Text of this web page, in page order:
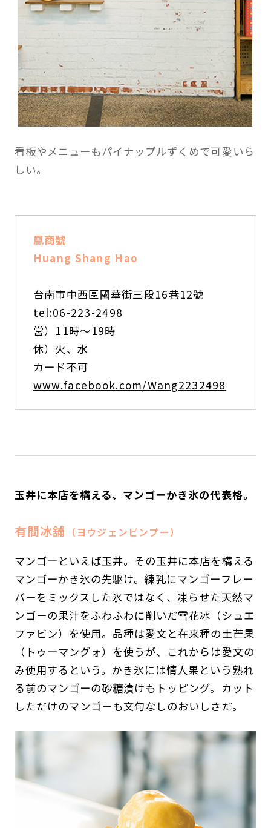
看板やメニューもパイナップルずくめで可愛いら
しい。
凰商號
Huang Shang Hao
台南市中西區國華街三段16巷12號
tel:06-223-2498
営）11時～19時
休）火、水
カード不可
www.facebook.com/Wang2232498
玉井に本店を構える、マンゴーかき氷の代表格。
有間冰舖 （ヨウジェンビンプー）
マンゴーといえば玉井。その玉井に本店を構える
マンゴーかき氷の先駆け。練乳にマンゴーフレー
バーをミックスした氷ではなく、凍らせた天然マ
ンゴーの果汁をふわふわに削いだ雪花冰（シュエ
ファビン）を使用。品種は愛文と在来種の土芒果
（トゥーマングォ）を使うが、これからは愛文の
み使用するという。かき氷には情人果という熟れ
る前のマンゴーの砂糖漬けもトッピング。カット
しただけのマンゴーも文句なしのおいしさだ。